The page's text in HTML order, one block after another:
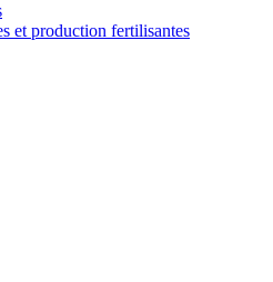
et production fertilisantes